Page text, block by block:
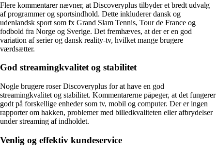
Flere kommentarer nævner, at Discoveryplus tilbyder et bredt udvalg
af programmer og sportsindhold. Dette inkluderer dansk og
udenlandsk sport som fx Grand Slam Tennis, Tour de France og
fodbold fra Norge og Sverige. Det fremhæves, at der er en god
variation af serier og dansk reality-tv, hvilket mange brugere
værdsætter.
God streamingkvalitet og stabilitet
Nogle brugere roser Discoveryplus for at have en god
streamingkvalitet og stabilitet. Kommentarerne påpeger, at det fungerer
godt på forskellige enheder som tv, mobil og computer. Der er ingen
rapporter om hakken, problemer med billedkvaliteten eller afbrydelser
under streaming af indholdet.
Venlig og effektiv kundeservice